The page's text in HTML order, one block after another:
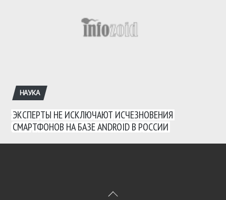
НАУКА
ЭКСПЕРТЫ НЕ ИСКЛЮЧАЮТ ИСЧЕЗНОВЕНИЯ
СМАРТФОНОВ НА БАЗЕ ANDROID В РОССИИ